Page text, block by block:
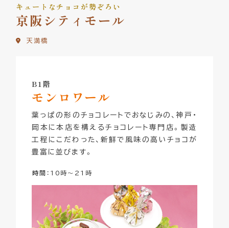
キュートなチョコが勢ぞろい
京阪シティモール
天満橋
B1階
モンロワール
葉っぱの形のチョコレートでおなじみの、神戸・
岡本に本店を構えるチョコレート専門店。製造
工程にこだわった、新鮮で風味の高いチョコが
豊富に並びます。
時間 ：10時～21時